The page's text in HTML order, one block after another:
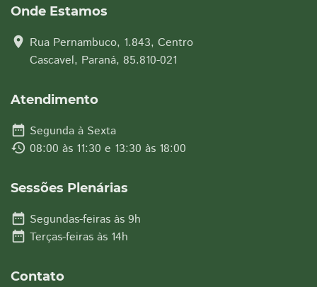
Onde Estamos
location_on Rua Pernambuco, 1.843, Centro
Cascavel, Paraná, 85.810-021
Atendimento
date_range Segunda à Sexta
history 08:00 às 11:30 e 13:30 às 18:00
Sessões Plenárias
date_range Segundas-feiras às 9h
date_range Terças-feiras às 14h
Contato